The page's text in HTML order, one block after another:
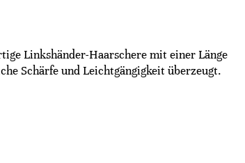
Linkshänder-Haarschere mit einer Länge
Schärfe und Leichtgängigkeit überzeugt.